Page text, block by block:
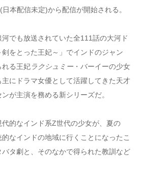
本配信未定)から配信が開始される。
でも放送されていた全111話の大河ド
をとった王妃～」でインドのジャン
れる王妃ラクシュミー・バーイーの少女
にドラマ女優として活躍してきた天才
が主演を務める新シリーズだ。
的なインド系Z世代の少女が、夏の
なインドの地域に行くことになったこ
タ劇と、そのなかで得られた教訓など